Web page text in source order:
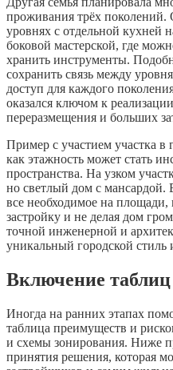
проживания трёх поколений.
уровнях с отдельной кухней
боковой мастерской, где
хранить инструменты.
сохранить связь между
доступ для каждого
оказался ключом к
переразмещения и больших
Пример с участием участка в
как этажность может стать
пространства. На узком
но светлый дом с мансардой.
все необходимое на
застройку и не делая дом
точной инженерной и
уникальный городской стиль
Включение
Иногда на ранних этапах
таблица преимуществ и
и схемы зонирования. Ниже
принятия решения, которая